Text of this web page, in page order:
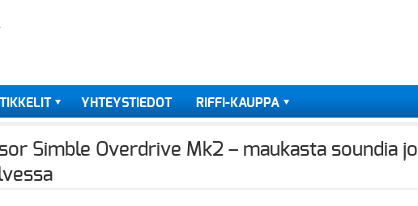
YHTEYSTIEDOT RIFFI-KAUPPA
Simble Overdrive Mk2 – maukasta soundia jo